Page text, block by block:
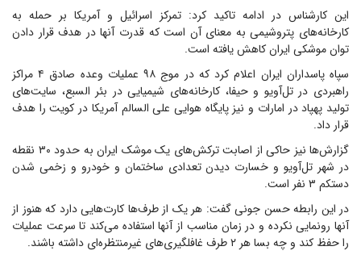
این کارشناس در ادامه تاکید کرد: تمرکز اسرائیل و آمریکا بر حمله به
کارخانه‌های پتروشیمی به معنای آن است که قدرت آنها در هدف قرار دادن
توان موشکی ایران کاهش یافته است.
سپاه پاسداران ایران اعلام کرد که در موج ۹۸ عملیات وعده صادق ۴ مراکز
راهبردی در تل‌آویو و حیفا، کارخانه‌های شیمیایی در بئر السبع، سایت‌های
تولید پهپاد در امارات و نیز پایگاه هوایی علی السالم آمریکا در کویت را هدف
قرار داد.
گزارش‌ها نیز حاکی از اصابت ترکش‌های یک موشک ایران به حدود ۳۰ نقطه
در شهر تل‌آویو و خسارت دیدن تعدادی ساختمان و خودرو و زخمی شدن
دستکم ۳ نفر است.
در این رابطه حسن جونی گفت: هر یک از طرف‌ها کارت‌هایی دارد که هنوز از
آنها رونمایی نکرده و در زمان مناسب از آنها استفاده می‌کند تا سرعت عملیات
را حفظ کند و چه بسا هر ۲ طرف غافلگیری‌های غیرمنتظره‌ای داشته باشند.